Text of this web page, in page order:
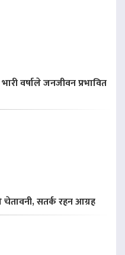
वर्षाले जनजीवन प्रभावित
चेतावनी, सतर्क रहन आग्रह